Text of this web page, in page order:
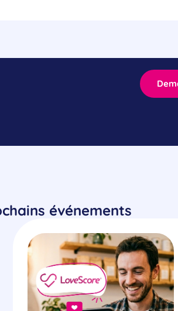
événements